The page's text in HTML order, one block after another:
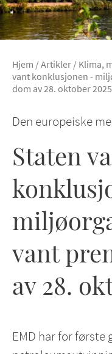
Hjem /Artikler / Klima,
vant konklusjonen -
dom av 28. oktober 2025
Den europeiske
Staten
vant
av 28.
EMD har for første